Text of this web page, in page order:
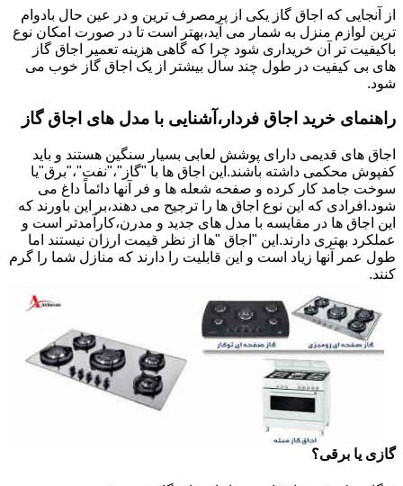
از آنجایی که اجاق گاز یکی از پرمصرف ترین و در عین حال بادوام
ترین لوازم منزل به شمار می آید،بهتر است تا در صورت امکان نوع
باکیفیت تر آن خریداری شود چرا که گاهی هزینه تعمیر اجاق گاز
های بی کیفیت در طول چند سال بیشتر از یک اجاق گاز خوب می
شود.
راهنمای خرید اجاق فردار،آشنایی با مدل های اجاق گاز
اجاق های قدیمی دارای پوشش لعابی بسیار سنگین هستند و باید
کفپوش محکمی داشته باشند.این اجاق ها با "گاز"،"نفت"،"برق"یا
سوخت جامد کار کرده و صفحه شعله ها و فر آنها دائماً داغ می
شود.افرادی که این نوع اجاق ها را ترجیح می دهند،بر این باورند که
این اجاق ها در مقایسه با مدل های جدید و مدرن،کارآمدتر است و
عملکرد بهتری دارند.این "اجاق "ها از نظر قیمت ارزان نیستند اما
طول عمر آنها زیاد است و این قابلیت را دارند که منازل شما را گرم
کنند.
گازی یا برقی؟